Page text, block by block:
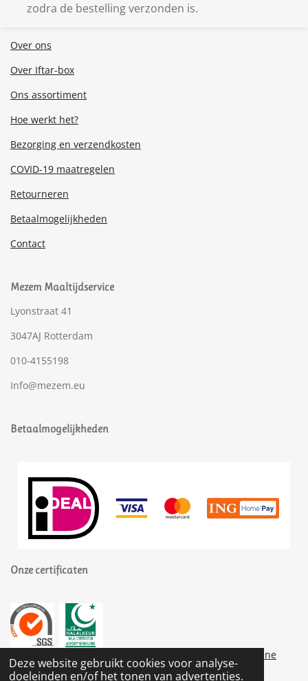
Deze website gebruikt cookies voor analyse-
doeleinden en/of het tonen van advertenties.
zodra de bestelling verzonden is.
Over ons
Over Iftar-box
Ons assortiment
Hoe werkt het?
Bezorging en verzendkosten
COVID-19 maatregelen
Retourneren
Betaalmogelijkheden
Contact
Mezem Maaltijdservice
Lyonstraat 41
3047AJ Rotterdam
010-4155198
Info@mezem.eu
Betaalmogelijkheden
Onze certificaten
Algemene
voorwaarden